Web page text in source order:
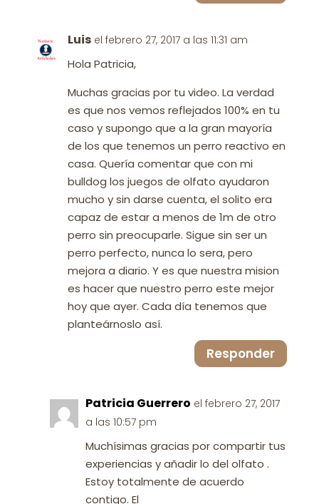
Luis el febrero 27, 2017 a las 11:31 am
Hola Patricia,
Muchas gracias por tu video. La verdad
es que nos vemos reflejados 100% en tu
caso y supongo que a la gran mayoría
de los que tenemos un perro reactivo en
casa. Quería comentar que con mi
bulldog los juegos de olfato ayudaron
mucho y sin darse cuenta, el solito era
capaz de estar a menos de 1m de otro
perro sin preocuparle. Sigue sin ser un
perro perfecto, nunca lo sera, pero
mejora a diario. Y es que nuestra mision
es hacer que nuestro perro este mejor
hoy que ayer. Cada día tenemos que
planteárnoslo así.
Responder
Patricia Guerrero el febrero 27, 2017
a las 10:57 pm
Muchísimas gracias por compartir tus
experiencias y añadir lo del olfato .
Estoy totalmente de acuerdo
contigo. El